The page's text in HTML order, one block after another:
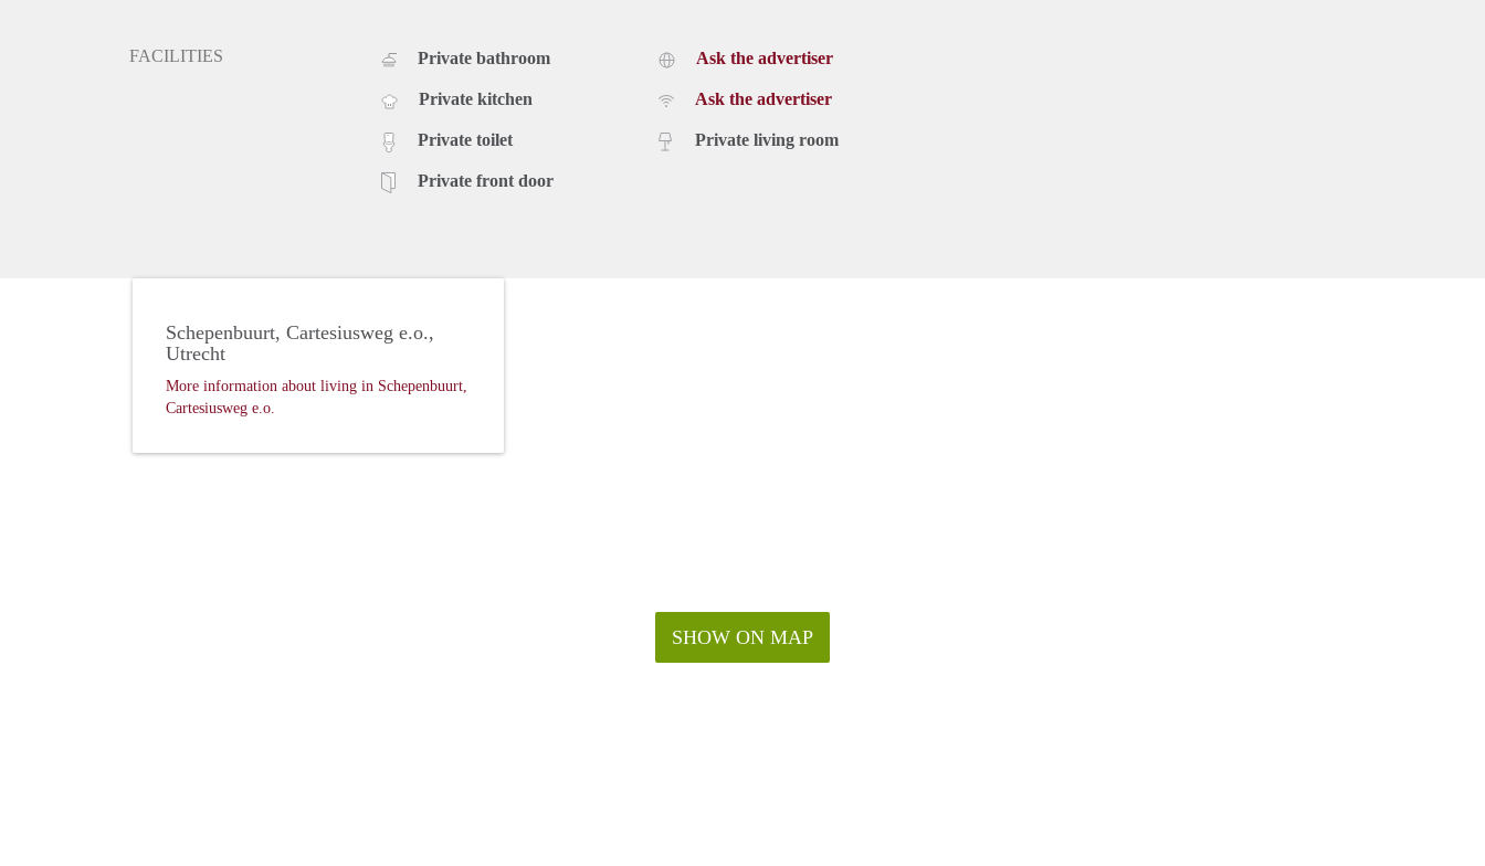
kan geen enkel recht worden ontleend aan de genoemde metrages.
- Deze advertentie is met zorg samengesteld echter geheel vrijblijvend en onder voorbehoud van goedkeuring
verhuurder. Derhalve kunnen hier op geen enkele wijze rechten aan ontleend worden.
Indien er geen geschikte woonruimte op onze website staat, kunt u overwegen om ons een opdracht te geven om
voor u een geschikte woning te vinden in de markt. Dit zijn niet de woningen die op onze website te huur worden
aangeboden, want voor deze woningen hebben wij al een verhuur-opdracht gekregen van desbetreffende
Matchen
De basis van een goede match is een duidelijk zoekprofiel en goed luisteren naar je klant. Dankzij onze
geavanceerde CRM kunnen we de woningen die elders zijn vrijgekomen en door derden worden aangeboden
koppelen aan de zoekwensen van onze klanten.
Wanneer u ons een opdracht geeft treden wij namens u op en begeleiden wij u bij het gehele aanhuurtraject van A
FACILITIES Private bathroom
Private kitchen
Private toilet
Private front door
Ask the advertiser
Ask the advertiser
Private living room
SHOW ON MAP
Schepenbuurt, Cartesiusweg e.o.,
Utrecht
More information about living in Schepenbuurt,
Cartesiusweg e.o.